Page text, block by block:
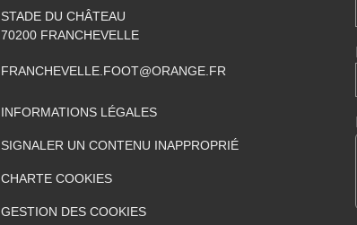
STADE DU CHÂTEAU
70200 FRANCHEVELLE
FRANCHEVELLE.FOOT@ORANGE.FR
INFORMATIONS LÉGALES
SIGNALER UN CONTENU INAPPROPRIÉ
CHARTE COOKIES
GESTION DES COOKIES